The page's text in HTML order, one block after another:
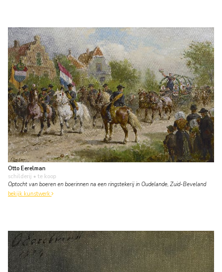
Otto Eerelman
schilderij • te koop
Optocht van boeren en boerinnen na een ringstekerij in Oudelande, Zuid-Beveland
bekijk kunstwerk